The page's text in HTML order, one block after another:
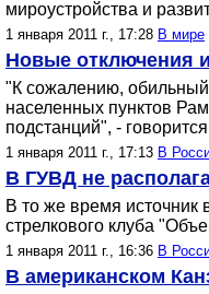
мироустройства и
1 января 2011 г., 17:28 В мире
Новые отключения
"К сожалению,
населенных пунктов
подстанций", -
1 января 2011 г., 17:13 В
В ГУВД не
В то же время источник
стрелкового клуба
1 января 2011 г., 16:36 В
В американском